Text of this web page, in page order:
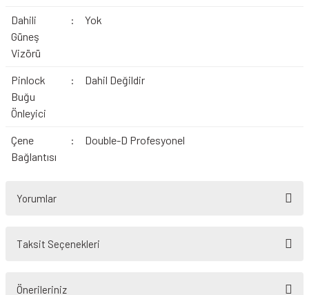
Dahili
Güneş
Vizörü
: Yok
Pinlock
Buğu
Önleyici
: Dahil Değildir
Çene
Bağlantısı
: Double-D Profesyonel
Yorumlar
Taksit Seçenekleri
Önerileriniz